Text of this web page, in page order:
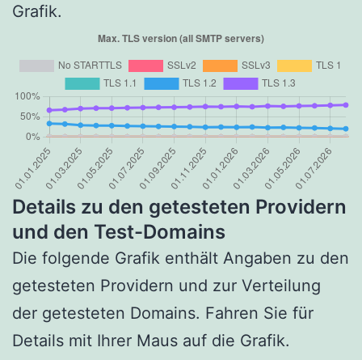
Grafik.
Details zu den getesteten Providern
und den Test-Domains
Die folgende Grafik enthält Angaben zu den
getesteten Providern und zur Verteilung
der getesteten Domains. Fahren Sie für
Details mit Ihrer Maus auf die Grafik.